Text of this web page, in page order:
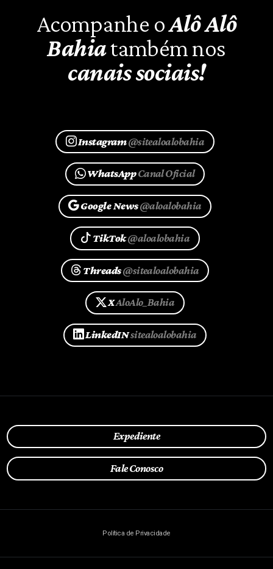
Acompanhe oAlô Alô
Bahiatambém nos
canais sociais!
Instagram@sitealoalobahia
WhatsAppCanal Oficial
Google News@aloalobahia
TikTok@aloalobahia
Threads@sitealoalobahia
XAloAlo_Bahia
LinkedINsitealoalobahia
Expediente
Fale Conosco
Política de Privacidade